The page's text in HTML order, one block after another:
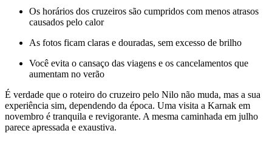
Os horários dos cruzeiros são cumpridos com menos atrasos
causados pelo calor
As fotos ficam claras e douradas, sem excesso de brilho
Você evita o cansaço das viagens e os cancelamentos que
aumentam no verão
É verdade que o roteiro do cruzeiro pelo Nilo não muda, mas a sua
experiência sim, dependendo da época. Uma visita a Karnak em
novembro é tranquila e revigorante. A mesma caminhada em julho
parece apressada e exaustiva.